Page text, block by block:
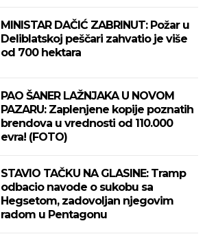
MINISTAR DAČIĆ ZABRINUT: Požar u
Deliblatskoj peščari zahvatio je više
od 700 hektara
PAO ŠANER LAŽNJAKA U NOVOM
PAZARU: Zaplenjene kopije poznatih
brendova u vrednosti od 110.000
evra! (FOTO)
STAVIO TAČKU NA GLASINE: Tramp
odbacio navode o sukobu sa
Hegsetom, zadovoljan njegovim
radom u Pentagonu